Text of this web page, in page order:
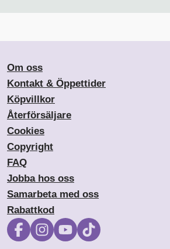
Om oss
Kontakt & Öppettider
Köpvillkor
Återförsäljare
Cookies
Copyright
FAQ
Jobba hos oss
Samarbeta med oss
Rabattkod